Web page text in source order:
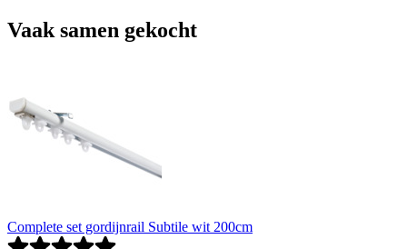
Vaak samen gekocht
Complete set gordijnrail Subtile wit 200cm